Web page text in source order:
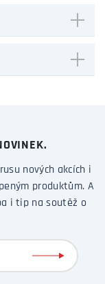
nových akcích i
produktům. A
i tip na soutěž o